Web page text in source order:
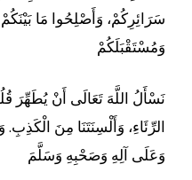
سَرَائِرِكُمْ، وَأَصْلِحُوا مَا
وَمُسْتَقْبَلَكُمْ
نَسْأَلُ اللَّهَ تَعَالَى أَنْ يُطَهِّرَ
الرِّئَاءِ، وَأَلْسِنَتَنَا مِنَ
وَعَلَى آلِهِ وَصَحْبِهِ وَسَلَّمَ